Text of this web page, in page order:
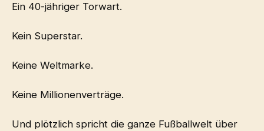
Ein 40-jähriger Torwart.
Kein Superstar.
Keine Weltmarke.
Keine Millionenverträge.
Und plötzlich spricht die ganze Fußballwelt über